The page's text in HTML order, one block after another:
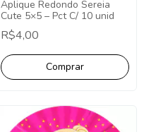
Aplique Redondo Sereia
Cute 5×5 – Pct C/ 10 unid
R$4,00